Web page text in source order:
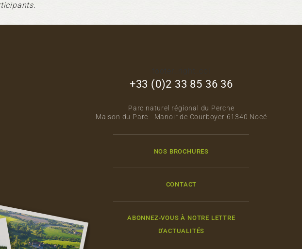
+33 (0)2 33 85 36 36
Parc naturel régional du Perche
Maison du Parc - Manoir de Courboyer 61340 Nocé
NOS BROCHURES
CONTACT
ABONNEZ-VOUS À NOTRE LETTRE
D'ACTUALITÉS